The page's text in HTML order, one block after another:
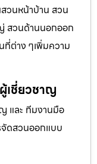
วนหน้าบ้าน สวน
สวนด้านนอกออก
ต่าง ๆเพิ่มความ
เชี่ยวชาญ
และ ทีมงานมือ
ดสวนออกแบบ